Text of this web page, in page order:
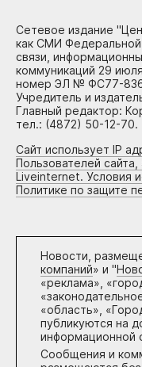
Сетевое издание
как СМИ
связи,
коммуникаций 29
номер ЭЛ № ФС77-
Учредитель и
Главный редактор:
тел.: (4872) 50-12-70.
Сайт использует IP
Пользователей
Liveinternet. Условия
Политике по защите
Новости,
компаний» и "
«реклама»,
«область»,
публикуются на
информационной
Сообщения и